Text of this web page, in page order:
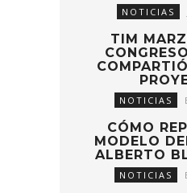
NOTICIAS
TIM
NOTICIAS
CÓMO
MODELO
ALBERTO
NOTICIAS